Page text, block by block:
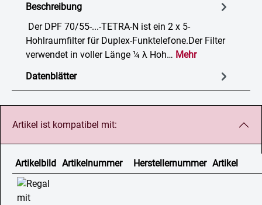
Beschreibung
Der DPF 70/55-...-TETRA-N ist ein 2 x 5-
Hohlraumfilter für Duplex-Funktelefone.Der Filter
verwendet in voller Länge ¼ λ Hoh… Mehr
Datenblätter
Artikel ist kompatibel mit:
Artikelbild Artikelnummer Herstellernummer Artikel